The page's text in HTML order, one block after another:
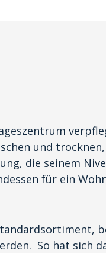
und
die seinem
für ein
So hat sich